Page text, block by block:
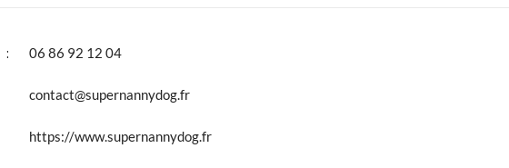
06 86 92 12 04
contact@supernannydog.fr
https://www.supernannydog.fr